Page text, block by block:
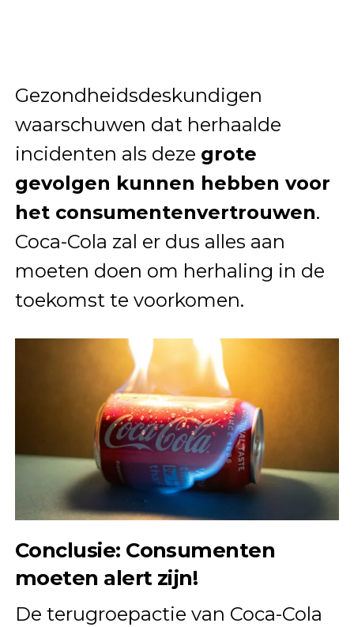
Gezondheidsdeskundigen
waarschuwen dat herhaalde
incidenten als deze grote
gevolgen kunnen hebben voor
het consumentenvertrouwen.
Coca-Cola zal er dus alles aan
moeten doen om herhaling in de
toekomst te voorkomen.
Conclusie: Consumenten
moeten alert zijn!
De terugroepactie van Coca-Cola